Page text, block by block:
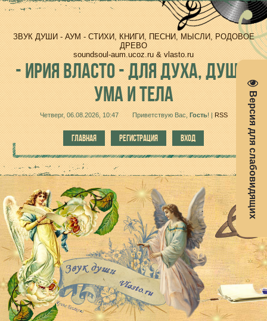
Версия для слабовидящих
ЗВУК ДУШИ - АУМ - СТИХИ, КНИГИ, ПЕСНИ, МЫСЛИ, РОДОВОЕ
ДРЕВО
soundsoul-aum.ucoz.ru & vlasto.ru
-ИРИЯ ВЛАСТО - ДЛЯ ДУХА, ДУШИ,
УМА И ТЕЛА
Четверг, 06.08.2026, 10:47 Приветствую Вас, Гость! | RSS
ГЛАВНАЯ РЕГИСТРАЦИЯ ВХОД